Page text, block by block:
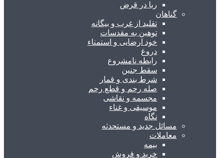
ربا در قرض
گناهان
تقلید از غرب و بیگانه
توهین به مقدسات
خود ارضایی و استمناء
دروغ
رابطه نامشروع
سقط جنین
شرط بندی و قمار
صله رحم و قطع رحم
مجسمه و نقاشی
موسیقی و غناء
نگاه
مسائل جدید و مستحدثه
معاملات
بیمه
خرید و فروش